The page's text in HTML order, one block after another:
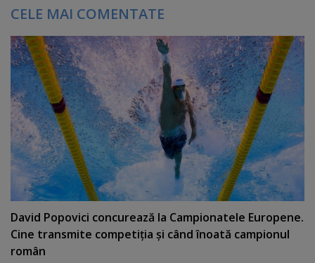
CELE MAI COMENTATE
David Popovici concurează la Campionatele Europene.
Cine transmite competiţia şi când înoată campionul
român